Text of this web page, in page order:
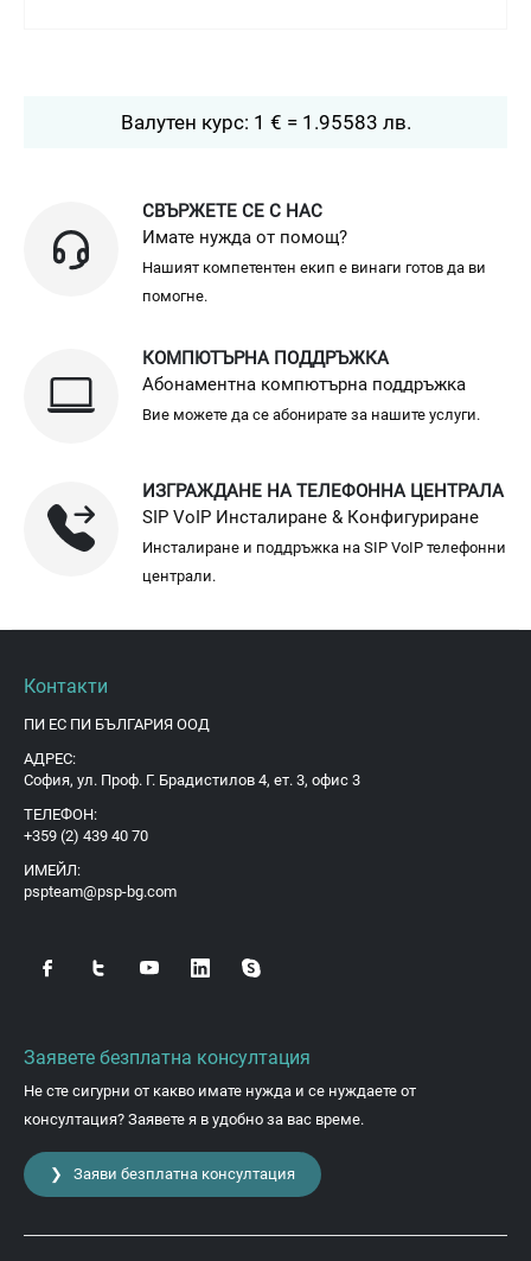
Валутен курс: 1 € = 1.95583 лв.
СВЪРЖЕТЕ СЕ С НАС
Имате нужда от помощ?
Нашият компетентен екип е винаги готов да ви
помогне.
КОМПЮТЪРНА ПОДДРЪЖКА
Абонаментна компютърна поддръжка
Вие можете да се абонирате за нашите услуги.
ИЗГРАЖДАНЕ НА ТЕЛЕФОННА ЦЕНТРАЛА
SIP VoIP Инсталиране & Конфигуриране
Инсталиране и поддръжка на SIP VoIP телефонни
централи.
Контакти
ПИ ЕС ПИ БЪЛГАРИЯ ООД
АДРЕС:
София, ул. Проф. Г. Брадистилов 4, ет. 3, офис 3
ТЕЛЕФОН:
+359 (2) 439 40 70
ИМЕЙЛ:
pspteam@psp-bg.com
Заявете безплатна консултация
Не сте сигурни от какво имате нужда и се нуждаете от
консултация? Заявете я в удобно за вас време.
❯ Заяви безплатна консултация